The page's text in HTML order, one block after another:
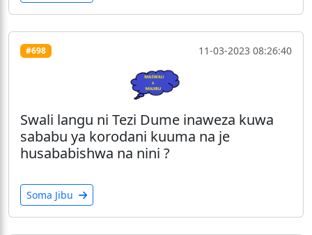
#698 11-03-2023 08:26:40
Swali langu ni Tezi Dume inaweza kuwa
sababu ya korodani kuuma na je
husababishwa na nini ?
Soma Jibu